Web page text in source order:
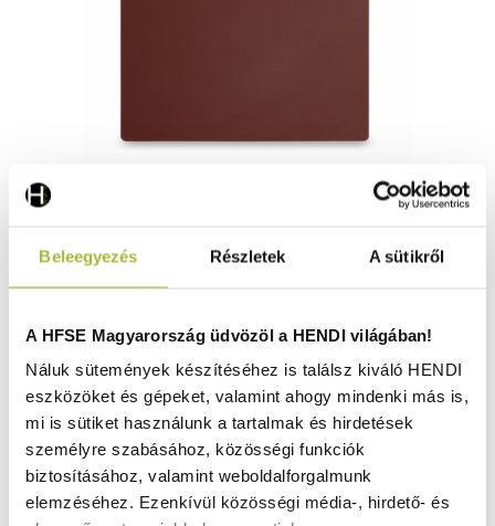
Beleegyezés Részletek A sütikről
A HFSE Magyarország üdvözöl a HENDI világában!
Náluk sütemények készítéséhez is találsz kiváló HENDI
eszközöket és gépeket, valamint ahogy mindenki más is,
mi is sütiket használunk a tartalmak és hirdetések
személyre szabásához, közösségi funkciók
biztosításához, valamint weboldalforgalmunk
elemzéséhez. Ezenkívül közösségi média-, hirdető- és
mm - HENDI 825556
4.760Ft
(3.748Ft+ ÁFA)
KOSÁRBA